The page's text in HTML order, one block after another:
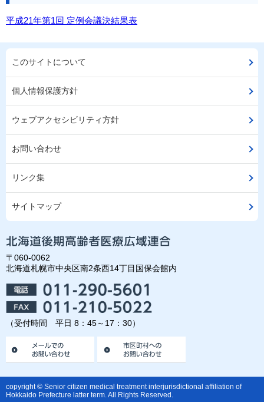
平成21年第1回 定例会議決結果表
このサイトについて
個人情報保護方針
ウェブアクセシビリティ方針
お問い合わせ
リンク集
サイトマップ
〒060-0062
北海道札幌市中央区南2条西14丁目国保会館内
（受付時間 平日 8：45～17：30）
copyright © Senior citizen medical treatment interjurisdictional affiliation of
Hokkaido Prefecture latter term. All Rights Reserved.